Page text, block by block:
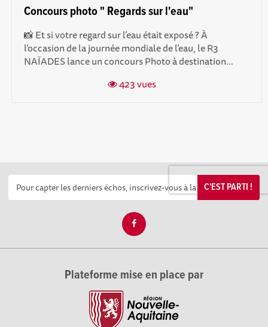
Concours photo " Regards sur l'eau"
📸 Et si votre regard sur l’eau était exposé ? À
l’occasion de la journée mondiale de l’eau, le R3
NAÏADES lance un concours Photo à destination...
423 vues
C'EST PARTI !
Plateforme mise en place par